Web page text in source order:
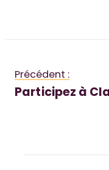
Précédent :
Participez à